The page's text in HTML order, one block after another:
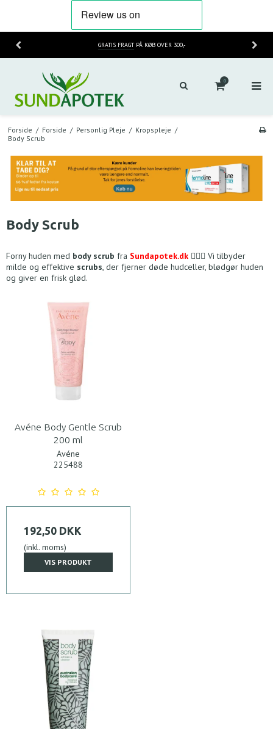
GRATIS FRAGT PÅ KØB OVER 300,-
0
Forside / Forside / Personlig Pleje / Kropspleje /
Body Scrub
Body Scrub
Forny huden med body scrub fra Sundapotek.dk 🧖‍♀️✨ Vi tilbyder
milde og effektive scrubs, der fjerner døde hudceller, blødgør huden
og giver en frisk glød.
Avéne Body Gentle Scrub
200 ml
Avéne
225488
192,50 DKK
(inkl. moms)
VIS PRODUKT